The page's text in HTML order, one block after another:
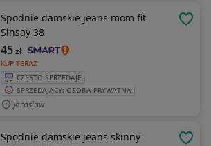
Spodnie damskie jeans mom fit
Sinsay 38
KUP TERAZ
45zł
CZĘSTO SPRZEDAJE
SPRZEDAJĄCY: OSOBA PRYWATNA
Jarosław
Spodnie damskie jeans skinny